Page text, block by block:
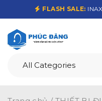
FLASH SALE: